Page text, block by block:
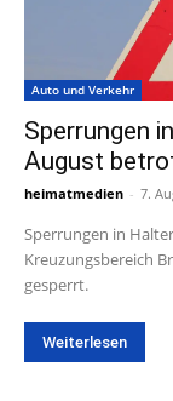
Auto und Verkehr
Sperrungen
August
heimatmedien - 7.
Sperrungen in
Kreuzungsbereich
gesperrt.
Weiterlesen